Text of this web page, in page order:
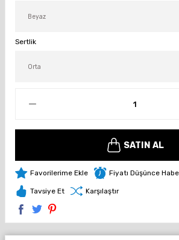
Sertlik
SATIN AL
Fiyatı Düşünce
Tavsiye Et Karşılaştır